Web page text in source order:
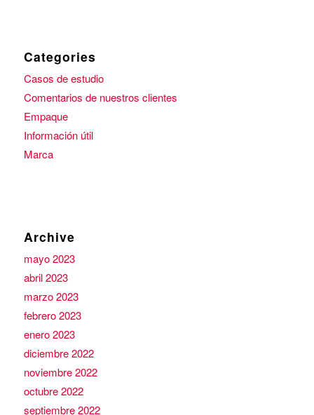
Categories
Casos de estudio
Comentarios de nuestros clientes
Empaque
Información útil
Marca
Archive
mayo 2023
abril 2023
marzo 2023
febrero 2023
enero 2023
diciembre 2022
noviembre 2022
octubre 2022
septiembre 2022